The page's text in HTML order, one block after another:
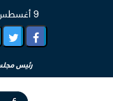
9 أغسطس 2026
رئيس